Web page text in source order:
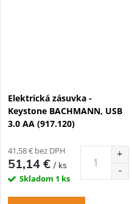
Elektrická zásuvka -
Keystone BACHMANN, USB
3.0 AA (917.120)
41,58 € bez DPH
51,14 €/ ks
Skladom 1 ks